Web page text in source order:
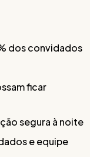
dos convidados
ficar
segura à noite
e equipe